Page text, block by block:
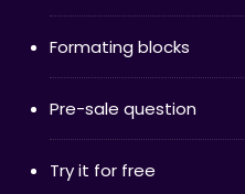
Formating blocks
Pre-sale question
Try it for free